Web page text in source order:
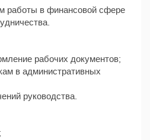
работы в финансовой сфере
рабочих документов;
в административных
руководства.